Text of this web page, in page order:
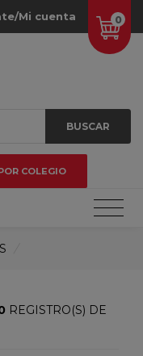
0
Mi cuenta
BUSCAR
COLEGIO
REGISTRO(S) DE